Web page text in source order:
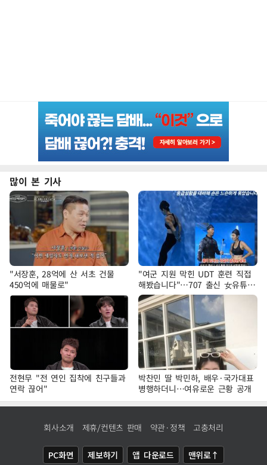
많이 본 기사
"서장훈, 28억에 산 서초 건물
450억에 매물로"
"여군 지원 막힌 UDT 훈련 직접
해봤습니다"…707 출신 女유튜버
'완벽 소화'
전현무 "전 연인 집착에 친구들과
연락 끊어"
박찬민 딸 박민하, 배우·국가대표
병행하더니…여유로운 근황 공개
회사소개 제휴/컨텐츠 판매 약관·정책 고충처리
PC화면 제보하기 앱 다운로드 맨위로↑